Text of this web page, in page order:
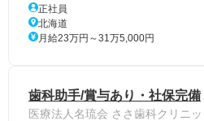
正社員
北海道
月給23万円～31万5,000円
歯科助手/賞与あり・社保完備
医療法人名琉会 ささ歯科クリニッ